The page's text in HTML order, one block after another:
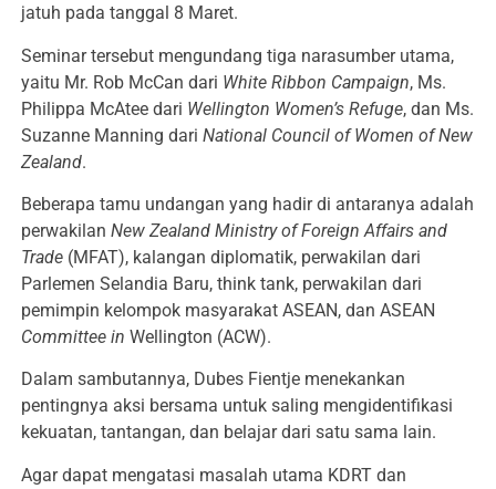
jatuh pada tanggal 8 Maret.
Seminar tersebut mengundang tiga narasumber utama,
yaitu Mr. Rob McCan dari White Ribbon Campaign, Ms.
Philippa McAtee dari Wellington Women’s Refuge, dan Ms.
Suzanne Manning dari National Council of Women of New
Zealand.
Beberapa tamu undangan yang hadir di antaranya adalah
perwakilan New Zealand Ministry of Foreign Affairs and
Trade (MFAT), kalangan diplomatik, perwakilan dari
Parlemen Selandia Baru, think tank, perwakilan dari
pemimpin kelompok masyarakat ASEAN, dan ASEAN
Committee in Wellington (ACW).
Dalam sambutannya, Dubes Fientje menekankan
pentingnya aksi bersama untuk saling mengidentifikasi
kekuatan, tantangan, dan belajar dari satu sama lain.
Agar dapat mengatasi masalah utama KDRT dan